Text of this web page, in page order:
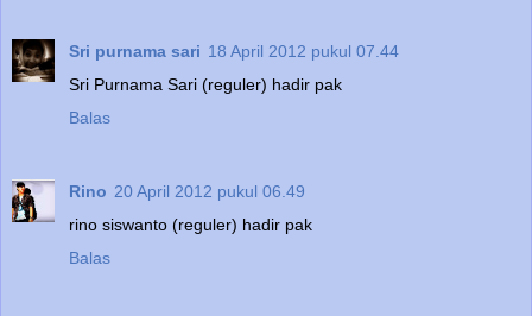
Sri purnama sari 18 April 2012 pukul 07.44
Sri Purnama Sari (reguler) hadir pak
Balas
Rino 20 April 2012 pukul 06.49
rino siswanto (reguler) hadir pak
Balas